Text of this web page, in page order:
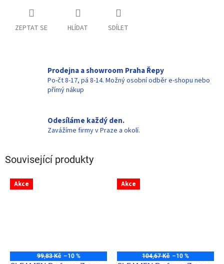
ZEPTAT SE HLÍDAT SDÍLET
Prodejna a showroom Praha Řepy
Po-čt 8-17, pá 8-14. Možný osobní odběr e-shopu nebo
přímý nákup
Odesíláme každý den.
Zavážíme firmy v Praze a okolí.
Související produkty
Akce
99,83 Kč –10 %
Akce
104,67 Kč –10 %